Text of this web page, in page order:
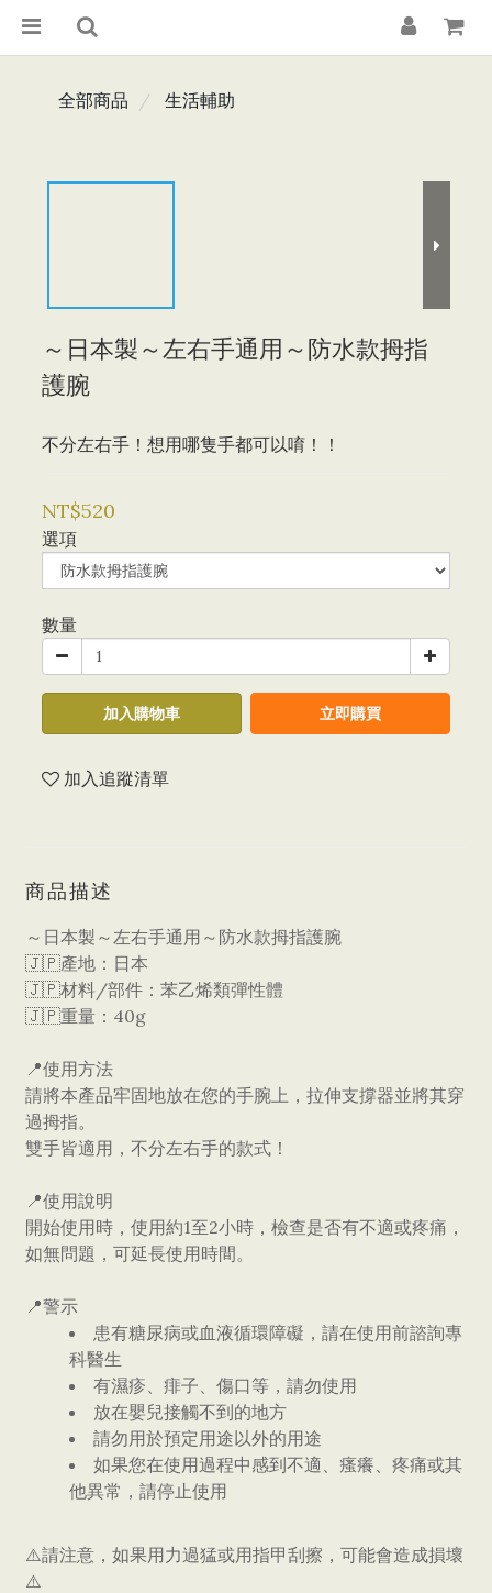
全部商品 生活輔助
～日本製～左右手通用～防水款拇指
護腕
不分左右手！想用哪隻手都可以唷！！
NT$520
選項
數量
加入購物車 立即購買
加入追蹤清單
商品描述
～日本製～左右手通用～防水款拇指護腕
🇯🇵產地：日本
🇯🇵材料/部件：苯乙烯類彈性體
🇯🇵重量：40g
📍使用方法
請將本產品牢固地放在您的手腕上，拉伸支撐器並將其穿
過拇指。
雙手皆適用，不分左右手的款式！
📍使用說明
開始使用時，使用約1至2小時，檢查是否有不適或疼痛，
如無問題，可延長使用時間。
📍警示
患有糖尿病或血液循環障礙，請在使用前諮詢專
科醫生
有濕疹、痱子、傷口等，請勿使用
放在嬰兒接觸不到的地方
請勿用於預定用途以外的用途
如果您在使用過程中感到不適、瘙癢、疼痛或其
他異常，請停止使用
⚠️請注意，如果用力過猛或用指甲刮擦，可能會造成損壞
⚠️